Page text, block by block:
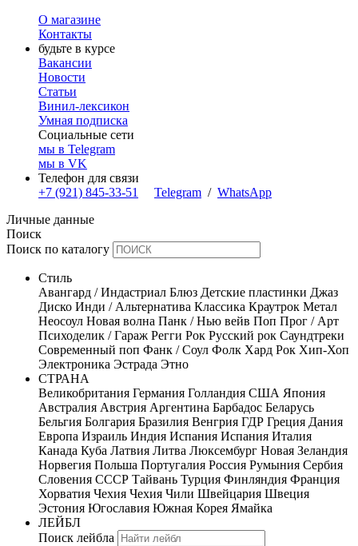
О магазине
Контакты
будьте в курсе
Вакансии
Новости
Статьи
Винил-лексикон
Умная подписка
Социальные сети
мы в Telegram
мы в VK
Телефон для связи
+7 (921) 845-33-51
Telegram / WhatsApp
Личные данные
Поиск
Поиск по каталогу
Стиль
Авангард / Индастриал Блюз Детские пластинки Джаз
Диско Инди / Альтернатива Классика Краутрок Метал
Неосоул Новая волна Панк / Нью вейв Поп Прог / Арт
Психоделик / Гараж Регги Рок Русский рок Саундтреки
Современный поп Фанк / Соул Фолк Хард Рок Хип-Хоп
Электроника Эстрада Этно
СТРАНА
Великобритания Германия Голландия США Япония
Австралия Австрия Аргентина Барбадос Беларусь
Бельгия Болгария Бразилия Венгрия ГДР Греция Дания
Европа Израиль Индия Испания Испания Италия
Канада Куба Латвия Литва Люксембург Новая Зеландия
Норвегия Польша Португалия Россия Румыния Сербия
Словения СССР Тайвань Турция Финляндия Франция
Хорватия Чехия Чехия Чили Швейцария Швеция
Эстония Югославия Южная Корея Ямайка
ЛЕЙБЛ
Поиск лейбла